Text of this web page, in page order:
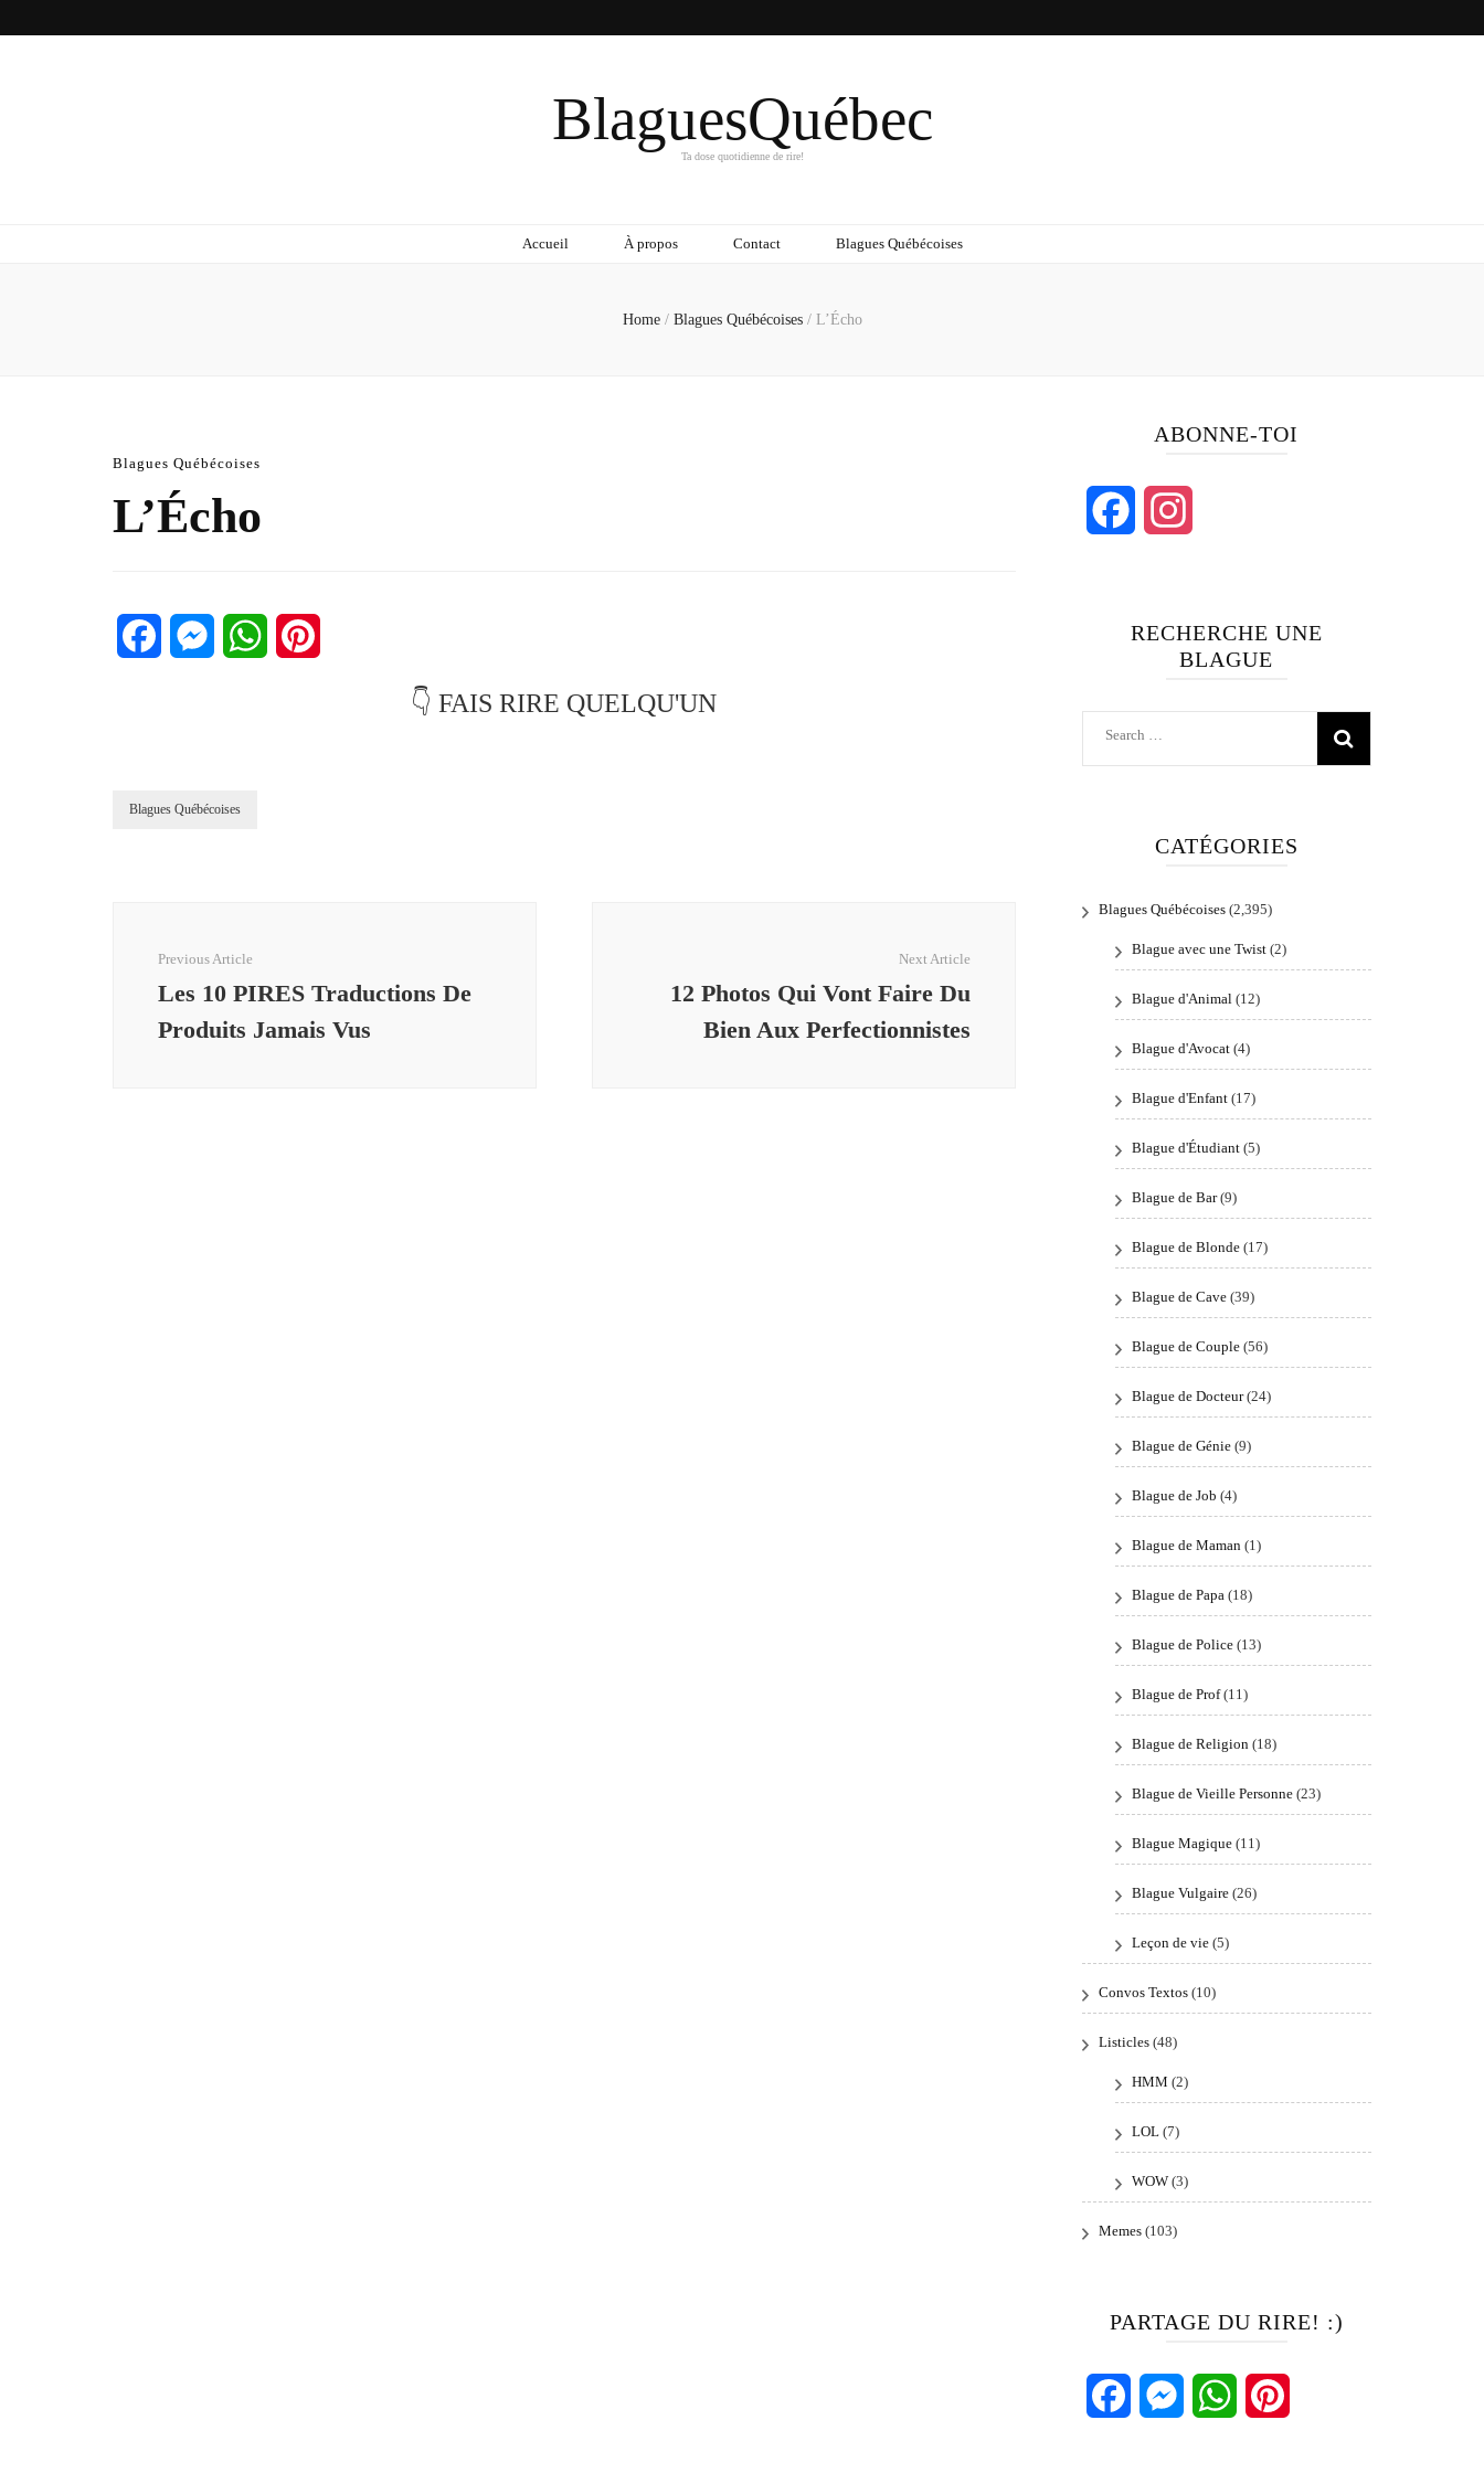
BlaguesQuébec
Ta dose quotidienne de rire!
Accueil À propos Contact Blagues Québécoises
Home / Blagues Québécoises / L’Écho
Blagues Québécoises
L’Écho
FacebookMessengerWhatsApp
👇 FAIS RIRE QUELQU'UN
Blagues Québécoises
Previous Article
Les 10 PIRES Traductions De
Produits Jamais Vus
Next Article
12 Photos Qui Vont Faire Du
Bien Aux Perfectionnistes
ABONNE-TOI
Facebook
RECHERCHE UNE
BLAGUE
Search
CATÉGORIES
Blagues Québécoises(2,395)
Blague avec une Twist(2)
Blague d'Animal(12)
Blague d'Avocat(4)
Blague d'Enfant(17)
Blague d'Étudiant(5)
Blague de Bar(9)
Blague de Blonde(17)
Blague de Cave(39)
Blague de Couple(56)
Blague de Docteur(24)
Blague de Génie(9)
Blague de Job (4)
Blague de Maman(1)
Blague de Papa(18)
Blague de Police(13)
Blague de Prof(11)
Blague de Religion(18)
Blague de Vieille Personne(23)
Blague Magique(11)
Blague Vulgaire(26)
Leçon de vie(5)
Convos Textos(10)
Listicles(48)
HMM (2)
LOL(7)
WOW(3)
Memes(103)
PARTAGE DU RIRE! :)
FacebookMessengerWhatsApp